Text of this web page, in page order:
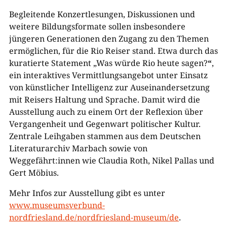
Begleitende Konzertlesungen, Diskussionen und
weitere Bildungsformate sollen insbesondere
jüngeren Generationen den Zugang zu den Themen
ermöglichen, für die Rio Reiser stand. Etwa durch das
kuratierte Statement „Was würde Rio heute sagen?“,
ein interaktives Vermittlungsangebot unter Einsatz
von künstlicher Intelligenz zur Auseinandersetzung
mit Reisers Haltung und Sprache. Damit wird die
Ausstellung auch zu einem Ort der Reflexion über
Vergangenheit und Gegenwart politischer Kultur.
Zentrale Leihgaben stammen aus dem Deutschen
Literaturarchiv Marbach sowie von
Weggefährt:innen wie Claudia Roth, Nikel Pallas und
Gert Möbius.
Mehr Infos zur Ausstellung gibt es unter
www.museumsverbund-
nordfriesland.de/nordfriesland-museum/de.